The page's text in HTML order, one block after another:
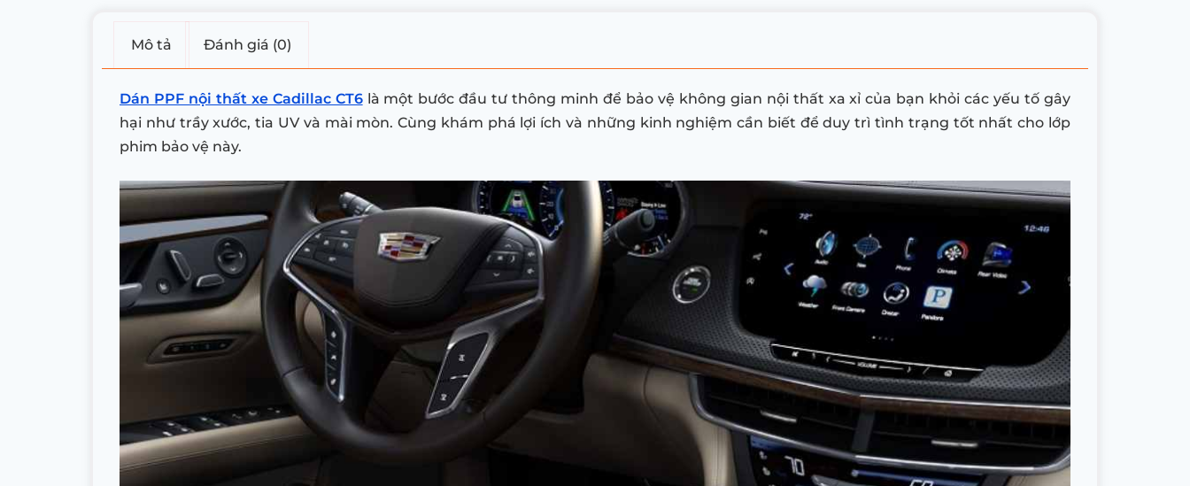
Mô tả Đánh giá (0)
Dán PPF nội thất xe Cadillac CT6là một bước đầu tư thông minh để bảo vệ không gian nội thất xa xỉ của bạn khỏi các yếu tố gây
hại như trầy xước, tia UV và mài mòn. Cùng khám phá lợi ích và những kinh nghiệm cần biết để duy trì tình trạng tốt nhất cho lớp
phim bảo vệ này.